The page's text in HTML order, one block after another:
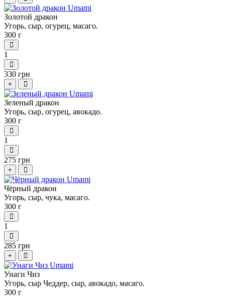
Золотой дракон
Угорь, сыр, огурец, масаго.
300 г
1
330 грн
+
Зеленый дракон
Угорь, сыр, огурец, авокадо.
300 г
1
275 грн
+
Чёрный дракон
Угорь, сыр, чука, масаго.
300 г
1
285 грн
+
Унаги Чиз
Угорь, сыр Чеддер, сыр, авокадо, масаго.
300 г